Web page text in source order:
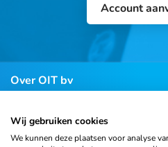
Account
Over OIT bv
Klantenservice
Wij gebruiken cookies
We kunnen deze plaatsen voor analyse